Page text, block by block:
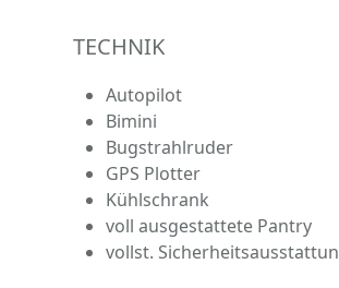
TECHNIK
Autopilot
Bimini
Bugstrahlruder
GPS Plotter
Kühlschrank
voll ausgestattete Pantry
vollst.